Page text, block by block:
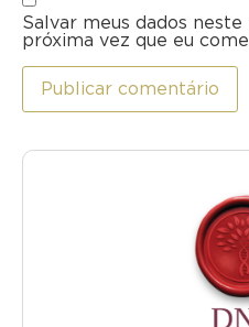
Salvar meus dados neste
próxima vez que eu